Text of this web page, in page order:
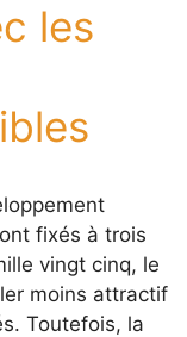
les
fixés à trois
vingt cinq, le
moins attractif
Toutefois, la